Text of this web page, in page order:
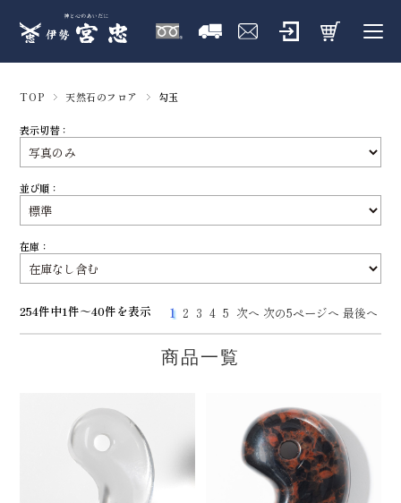
TOP 天然石のフロア 勾玉
表示切替：
並び順：
在庫：
254件中1件～40件を表示 1 2 3 4 5 次へ 次の5ページへ 最後へ
商品一覧